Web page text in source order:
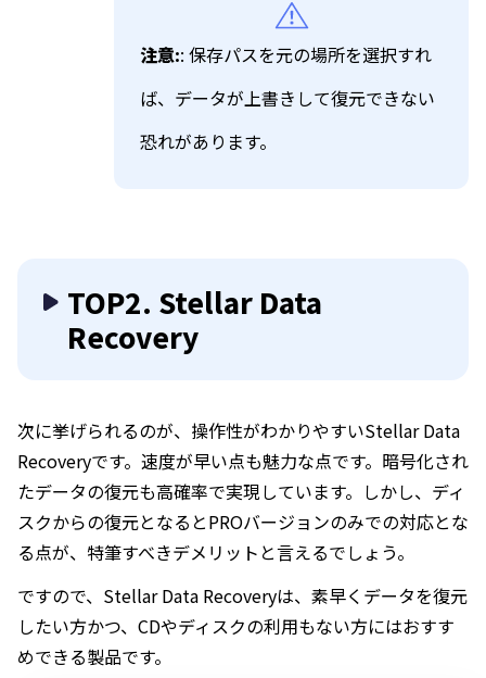
注意:: 保存パスを元の場所を選択すれ
ば、データが上書きして復元できない
恐れがあります。
TOP2. Stellar Data
Recovery
次に挙げられるのが、操作性がわかりやすいStellar Data
Recoveryです。速度が早い点も魅力な点です。暗号化され
たデータの復元も高確率で実現しています。しかし、ディ
スクからの復元となるとPROバージョンのみでの対応とな
る点が、特筆すべきデメリットと言えるでしょう。
ですので、Stellar Data Recoveryは、素早くデータを復元
したい方かつ、CDやディスクの利用もない方にはおすす
めできる製品です。